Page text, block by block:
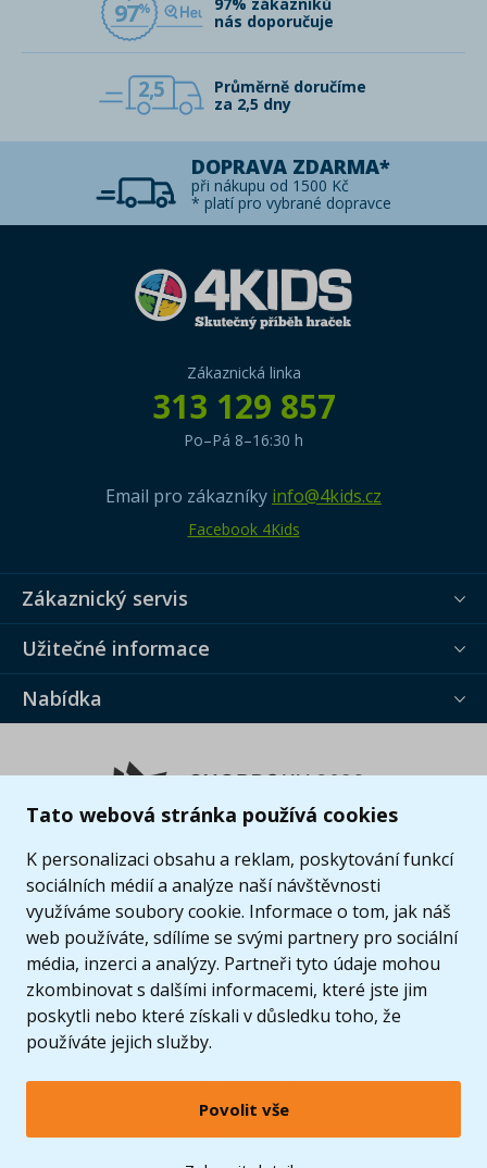
Tato webová stránka používá cookies
K personalizaci obsahu a reklam, poskytování funkcí
sociálních médií a analýze naší návštěvnosti
využíváme soubory cookie. Informace o tom, jak náš
web používáte, sdílíme se svými partnery pro sociální
média, inzerci a analýzy. Partneři tyto údaje mohou
zkombinovat s dalšími informacemi, které jste jim
poskytli nebo které získali v důsledku toho, že
používáte jejich služby.
Povolit vše
97
nás doporučuje
2,5
Průměrně doručíme
za 2,5 dny
DOPRAVA ZDARMA*
při nákupu od 1500 Kč
* platí pro vybrané dopravce
Zákaznická linka
313 129 857
Po–Pá 8–16:30 h
Email pro zákazníky info@4kids.cz
Facebook 4Kids
Zákaznický servis
Užitečné informace
Nabídka
© 2005 - 2026 Copyright 4kids.cz
LEGO, logo LEGO a minifigurka jsou ochrannými známkami společnosti LEGO Group. ©